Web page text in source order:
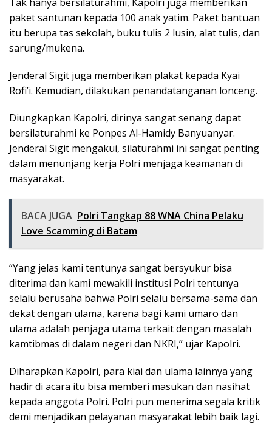
paket santunan kepada 100 anak yatim. Paket bantuan
itu berupa tas sekolah, buku tulis 2 lusin, alat tulis, dan
sarung/mukena.
Jenderal Sigit juga memberikan plakat kepada Kyai
Rofi’i. Kemudian, dilakukan penandatanganan lonceng.
Diungkapkan Kapolri, dirinya sangat senang dapat
bersilaturahmi ke Ponpes Al-Hamidy Banyuanyar.
Jenderal Sigit mengakui, silaturahmi ini sangat penting
dalam menunjang kerja Polri menjaga keamanan di
masyarakat.
BACA JUGA Polri Tangkap 88 WNA China Pelaku
Love Scamming di Batam
“Yang jelas kami tentunya sangat bersyukur bisa
diterima dan kami mewakili institusi Polri tentunya
selalu berusaha bahwa Polri selalu bersama-sama dan
dekat dengan ulama, karena bagi kami umaro dan
ulama adalah penjaga utama terkait dengan masalah
kamtibmas di dalam negeri dan NKRI,” ujar Kapolri.
Diharapkan Kapolri, para kiai dan ulama lainnya yang
hadir di acara itu bisa memberi masukan dan nasihat
kepada anggota Polri. Polri pun menerima segala kritik
demi menjadikan pelayanan masyarakat lebih baik lagi.